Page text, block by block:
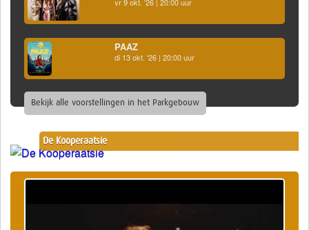
vr 9 okt. '26 | 20:00 uur
PAAZ
di 13 okt. '26 | 20:00 uur
Bekijk alle voorstellingen in het Parkgebouw
De Kooperaatsie